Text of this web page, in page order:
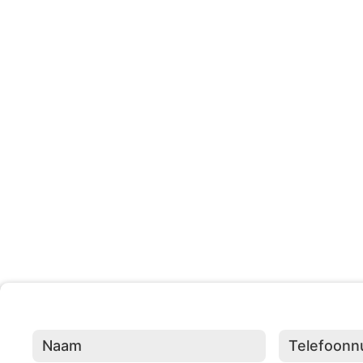
Telefoonnummer